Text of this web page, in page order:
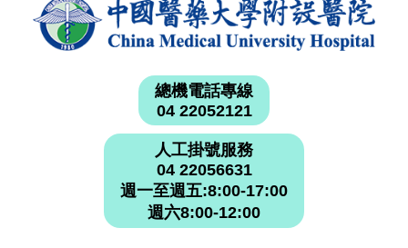
總機電話專線
04 22052121
人工掛號服務
04 22056631
週一至週五:8:00-17:00
週六8:00-12:00